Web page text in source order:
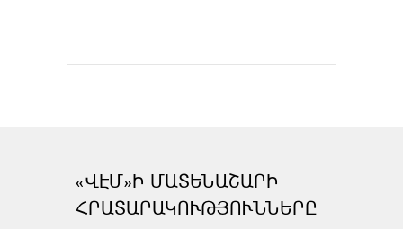
«ՎԷՄ»Ի ՄԱՏԵՆԱՇԱՐԻ
ՀՐԱՏԱՐԱԿՈՒԹՅՈՒՆՆԵՐԸ